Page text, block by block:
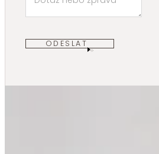
ODESLAT